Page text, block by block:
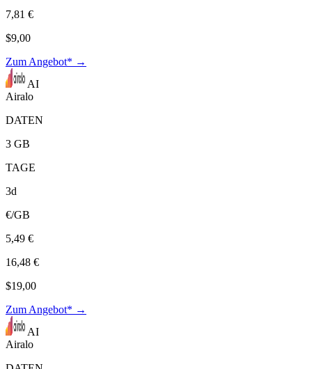
7,81 €
$9,00
Zum Angebot* →
AI
Airalo
DATEN
3 GB
TAGE
3d
€/GB
5,49 €
16,48 €
$19,00
Zum Angebot* →
AI
Airalo